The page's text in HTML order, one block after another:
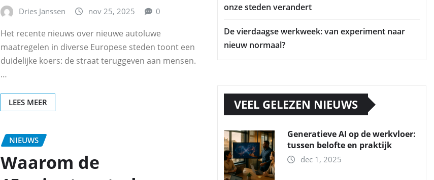
Dries Janssen nov 25, 2025 0
Het recente nieuws over nieuwe autoluwe
maatregelen in diverse Europese steden toont een
duidelijke koers: de straat teruggeven aan mensen.
…
LEES MEER
NIEUWS
Waarom de
onze steden verandert
De vierdaagse werkweek: van experiment naar
nieuw normaal?
VEEL GELEZEN NIEUWS
Generatieve AI op de werkvloer:
tussen belofte en praktijk
dec 1, 2025